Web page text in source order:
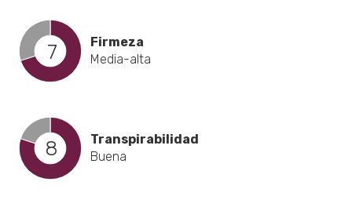
7
Firmeza
Media-alta
8
Transpirabilidad
Buena